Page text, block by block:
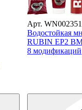
Арт.
Водостойкая
RUBIN EP2
8 модификаций